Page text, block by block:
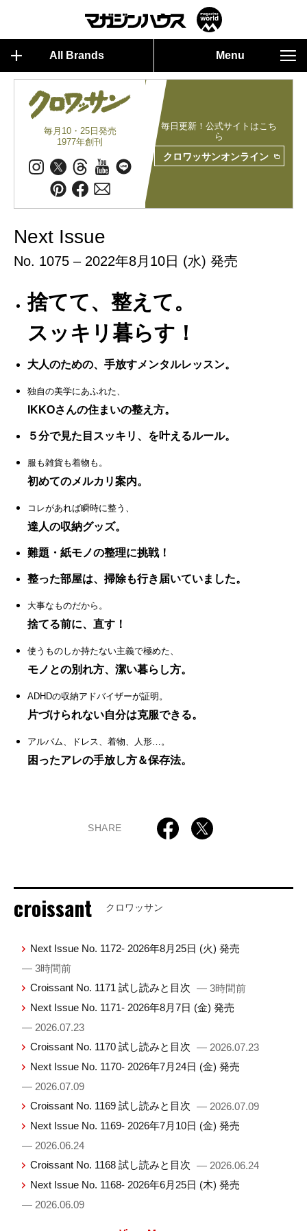
All Brands Menu
毎月10・25日発売
1977年創刊
毎日更新！公式サイトはこち
ら
クロワッサンオンライン
Next Issue
No. 1075 – 2022年8月10日 (水) 発売
捨てて、整えて。
スッキリ暮らす！
大人のための、手放すメンタルレッスン。
独自の美学にあふれた、
IKKOさんの住まいの整え方。
５分で見た目スッキリ、を叶えるルール。
服も雑貨も着物も。
初めてのメルカリ案内。
コレがあれば瞬時に整う、
達人の収納グッズ。
難題・紙モノの整理に挑戦！
整った部屋は、掃除も行き届いていました。
大事なものだから。
捨てる前に、直す！
使うものしか持たない主義で極めた、
モノとの別れ方、潔い暮らし方。
ADHDの収納アドバイザーが証明。
片づけられない自分は克服できる。
アルバム、ドレス、着物、人形…。
困ったアレの手放し方＆保存法。
SHARE
croissant クロワッサン
Next Issue No. 1172- 2026年8月25日 (火) 発売
— 3時間前
Croissant No. 1171 試し読みと目次 — 3時間前
Next Issue No. 1171- 2026年8月7日 (金) 発売
— 2026.07.23
Croissant No. 1170 試し読みと目次 — 2026.07.23
Next Issue No. 1170- 2026年7月24日 (金) 発売
— 2026.07.09
Croissant No. 1169 試し読みと目次 — 2026.07.09
Next Issue No. 1169- 2026年7月10日 (金) 発売
— 2026.06.24
Croissant No. 1168 試し読みと目次 — 2026.06.24
Next Issue No. 1168- 2026年6月25日 (木) 発売
— 2026.06.09